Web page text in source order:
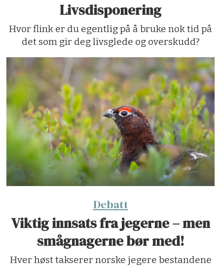
Livsdisponering
Hvor flink er du egentlig på å bruke nok tid på
det som gir deg livsglede og overskudd?
Debatt
Viktig innsats fra jegerne – men
smågnagerne bør med!
Hver høst takserer norske jegere bestandene